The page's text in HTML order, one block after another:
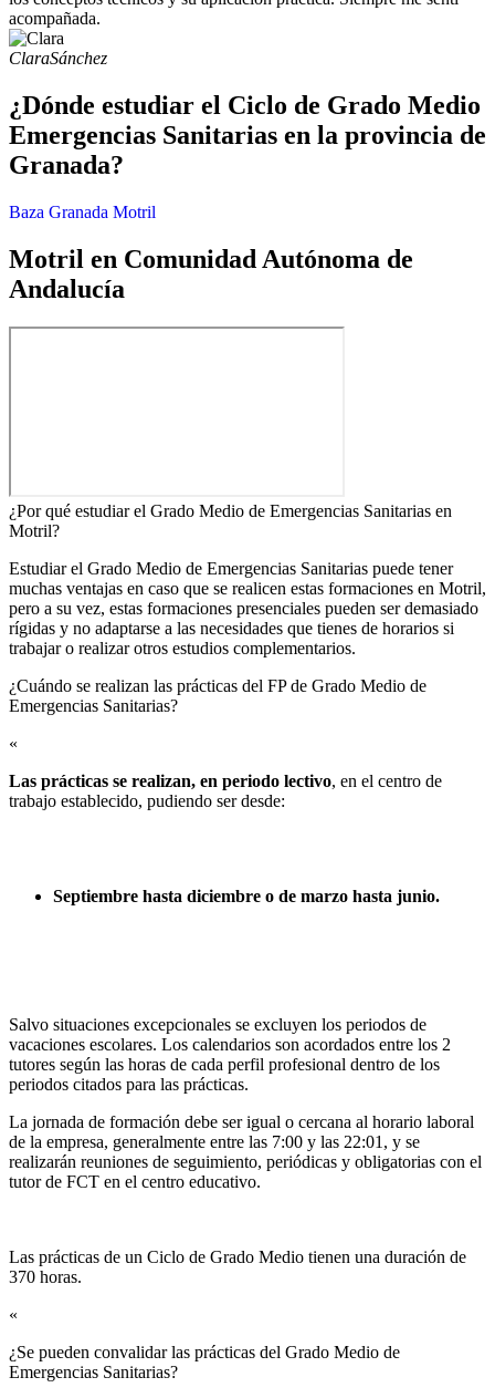
acompañada.
ClaraSánchez
¿Dónde estudiar el Ciclo de Grado Medio
Emergencias Sanitarias en la provincia de
Granada?
Baza Granada Motril
Motril en Comunidad Autónoma de
Andalucía
¿Por qué estudiar el Grado Medio de Emergencias Sanitarias en
Motril?
Estudiar el Grado Medio de Emergencias Sanitarias puede tener
muchas ventajas en caso que se realicen estas formaciones en Motril,
pero a su vez, estas formaciones presenciales pueden ser demasiado
rígidas y no adaptarse a las necesidades que tienes de horarios si
trabajar o realizar otros estudios complementarios.
¿Cuándo se realizan las prácticas del FP de Grado Medio de
Emergencias Sanitarias?​
«
Las prácticas se realizan, en periodo lectivo, en el centro de
trabajo establecido, pudiendo ser desde:
Septiembre hasta diciembre o de marzo hasta junio.
Salvo situaciones excepcionales se excluyen los periodos de
vacaciones escolares. Los calendarios son acordados entre los 2
tutores según las horas de cada perfil profesional dentro de los
periodos citados para las prácticas.
La jornada de formación debe ser igual o cercana al horario laboral
de la empresa, generalmente entre las 7:00 y las 22:01, y se
realizarán reuniones de seguimiento, periódicas y obligatorias con el
tutor de FCT en el centro educativo.
Las prácticas de un Ciclo de Grado Medio tienen una duración de
370 horas.
«
¿Se pueden convalidar las prácticas del Grado Medio de
Emergencias Sanitarias?​